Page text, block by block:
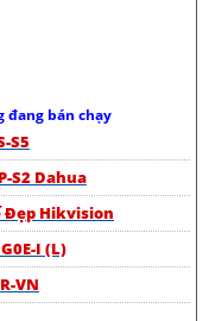
đang bán chạy
S5
S2 Dahua
Đẹp Hikvision
I (L)
VN